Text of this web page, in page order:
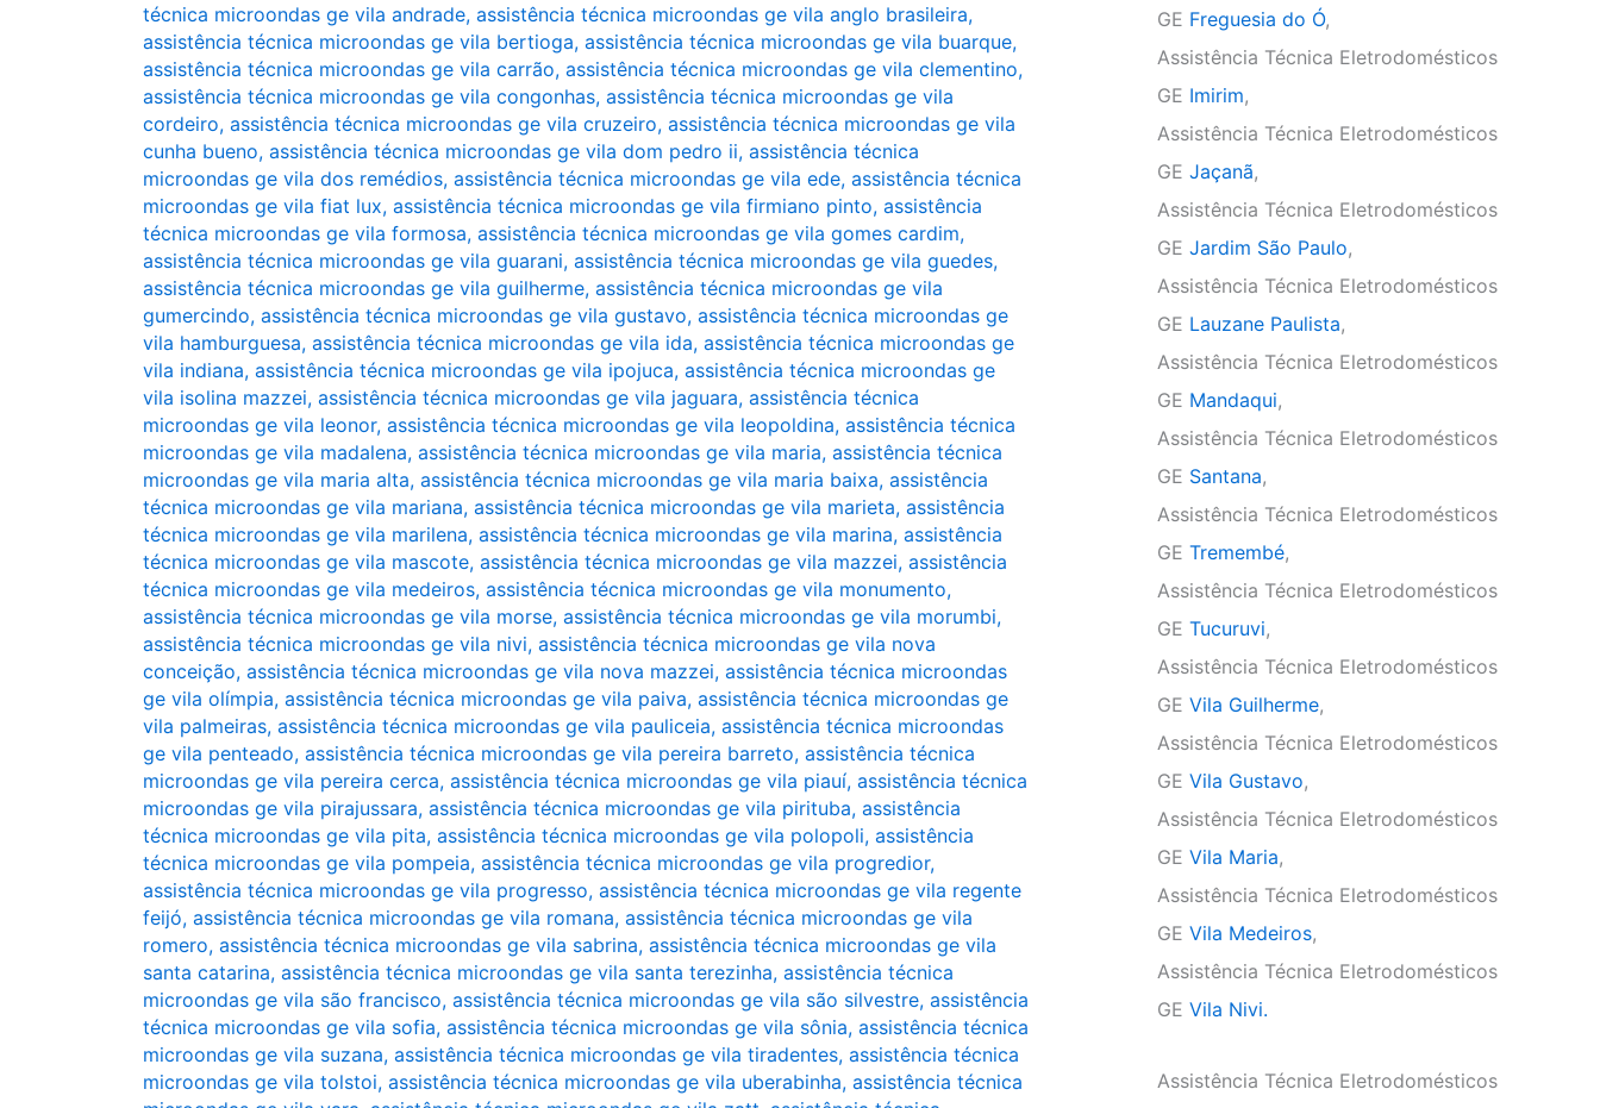
técnica microondas ge vila andrade, assistência técnica microondas ge vila anglo brasileira,
assistência técnica microondas ge vila bertioga, assistência técnica microondas ge vila buarque,
assistência técnica microondas ge vila carrão, assistência técnica microondas ge vila clementino,
assistência técnica microondas ge vila congonhas, assistência técnica microondas ge vila
cordeiro, assistência técnica microondas ge vila cruzeiro, assistência técnica microondas ge vila
cunha bueno, assistência técnica microondas ge vila dom pedro ii, assistência técnica
microondas ge vila dos remédios, assistência técnica microondas ge vila ede, assistência técnica
microondas ge vila fiat lux, assistência técnica microondas ge vila firmiano pinto, assistência
técnica microondas ge vila formosa, assistência técnica microondas ge vila gomes cardim,
assistência técnica microondas ge vila guarani, assistência técnica microondas ge vila guedes,
assistência técnica microondas ge vila guilherme, assistência técnica microondas ge vila
gumercindo, assistência técnica microondas ge vila gustavo, assistência técnica microondas ge
vila hamburguesa, assistência técnica microondas ge vila ida, assistência técnica microondas ge
vila indiana, assistência técnica microondas ge vila ipojuca, assistência técnica microondas ge
vila isolina mazzei, assistência técnica microondas ge vila jaguara, assistência técnica
microondas ge vila leonor, assistência técnica microondas ge vila leopoldina, assistência técnica
microondas ge vila madalena, assistência técnica microondas ge vila maria, assistência técnica
microondas ge vila maria alta, assistência técnica microondas ge vila maria baixa, assistência
técnica microondas ge vila mariana, assistência técnica microondas ge vila marieta, assistência
técnica microondas ge vila marilena, assistência técnica microondas ge vila marina, assistência
técnica microondas ge vila mascote, assistência técnica microondas ge vila mazzei, assistência
técnica microondas ge vila medeiros, assistência técnica microondas ge vila monumento,
assistência técnica microondas ge vila morse, assistência técnica microondas ge vila morumbi,
assistência técnica microondas ge vila nivi, assistência técnica microondas ge vila nova
conceição, assistência técnica microondas ge vila nova mazzei, assistência técnica microondas
ge vila olímpia, assistência técnica microondas ge vila paiva, assistência técnica microondas ge
vila palmeiras, assistência técnica microondas ge vila pauliceia, assistência técnica microondas
ge vila penteado, assistência técnica microondas ge vila pereira barreto, assistência técnica
microondas ge vila pereira cerca, assistência técnica microondas ge vila piauí, assistência técnica
microondas ge vila pirajussara, assistência técnica microondas ge vila pirituba, assistência
técnica microondas ge vila pita, assistência técnica microondas ge vila polopoli, assistência
técnica microondas ge vila pompeia, assistência técnica microondas ge vila progredior,
assistência técnica microondas ge vila progresso, assistência técnica microondas ge vila regente
feijó, assistência técnica microondas ge vila romana, assistência técnica microondas ge vila
romero, assistência técnica microondas ge vila sabrina, assistência técnica microondas ge vila
santa catarina, assistência técnica microondas ge vila santa terezinha, assistência técnica
microondas ge vila são francisco, assistência técnica microondas ge vila são silvestre, assistência
técnica microondas ge vila sofia, assistência técnica microondas ge vila sônia, assistência técnica
microondas ge vila suzana, assistência técnica microondas ge vila tiradentes, assistência técnica
microondas ge vila tolstoi, assistência técnica microondas ge vila uberabinha, assistência técnica
GE Freguesia do Ó,
Assistência Técnica Eletrodomésticos
GE Imirim,
Assistência Técnica Eletrodomésticos
GE Jaçanã,
Assistência Técnica Eletrodomésticos
GE Jardim São Paulo,
Assistência Técnica Eletrodomésticos
GE Lauzane Paulista,
Assistência Técnica Eletrodomésticos
GE Mandaqui,
Assistência Técnica Eletrodomésticos
GE Santana,
Assistência Técnica Eletrodomésticos
GE Tremembé,
Assistência Técnica Eletrodomésticos
GE Tucuruvi,
Assistência Técnica Eletrodomésticos
GE Vila Guilherme,
Assistência Técnica Eletrodomésticos
GE Vila Gustavo,
Assistência Técnica Eletrodomésticos
GE Vila Maria,
Assistência Técnica Eletrodomésticos
GE Vila Medeiros,
Assistência Técnica Eletrodomésticos
GE Vila Nivi.
Assistência Técnica Eletrodomésticos